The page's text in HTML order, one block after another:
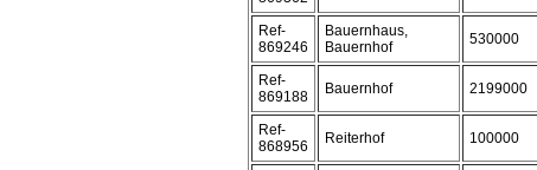
Ref-
869246
Bauernhaus,
Bauernhof
530000
Ref-
869188
Bauernhof 2199000
Ref-
868956
Reiterhof 100000